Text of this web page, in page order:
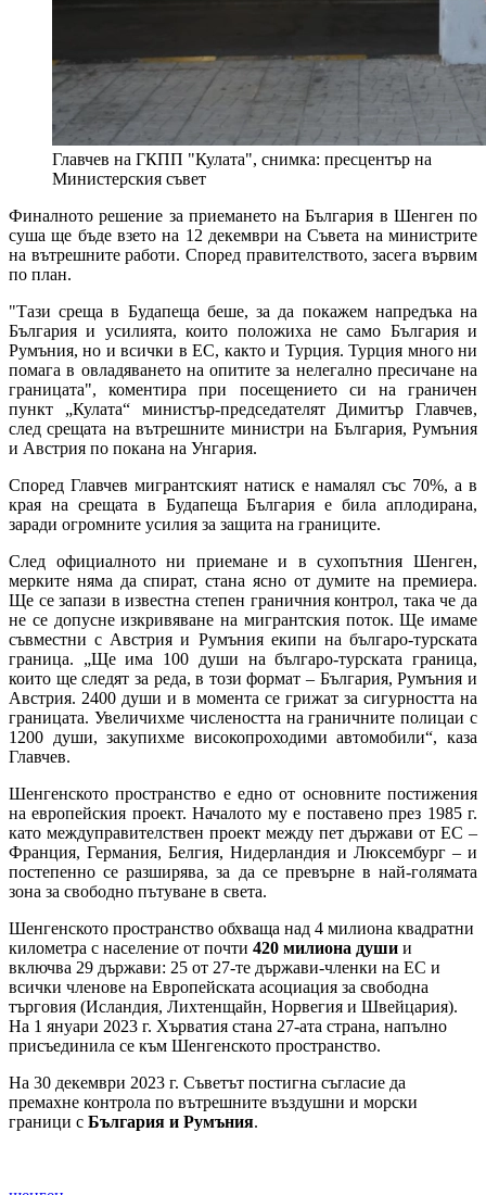
Главчев на ГКПП "Кулата", снимка: пресцентър на
Министерския съвет
Финалното решение за приемането на България в Шенген по
суша ще бъде взето на 12 декември на Съвета на министрите
на вътрешните работи. Според правителството, засега вървим
по план.
"Тази среща в Будапеща беше, за да покажем напредъка на
България и усилията, които положиха не само България и
Румъния, но и всички в ЕС, както и Турция. Турция много ни
помага в овладяването на опитите за нелегално пресичане на
границата", коментира при посещението си на граничен
пункт „Кулата“ министър-председателят Димитър Главчев,
след срещата на вътрешните министри на България, Румъния
и Австрия по покана на Унгария.
Според Главчев мигрантският натиск е намалял със 70%, а в
края на срещата в Будапеща България е била аплодирана,
заради огромните усилия за защита на границите.
След официалното ни приемане и в сухопътния Шенген,
мерките няма да спират, стана ясно от думите на премиера.
Ще се запази в известна степен граничния контрол, така че да
не се допусне изкривяване на мигрантския поток. Ще имаме
съвместни с Австрия и Румъния екипи на българо-турската
граница. „Ще има 100 души на българо-турската граница,
които ще следят за реда, в този формат – България, Румъния и
Австрия. 2400 души и в момента се грижат за сигурността на
границата. Увеличихме числеността на граничните полицаи с
1200 души, закупихме високопроходими автомобили“, каза
Главчев.
Шенгенското пространство е едно от основните постижения
на европейския проект. Началото му е поставено през 1985 г.
като междуправителствен проект между пет държави от ЕС –
Франция, Германия, Белгия, Нидерландия и Люксембург – и
постепенно се разширява, за да се превърне в най-голямата
зона за свободно пътуване в света.
Шенгенското пространство обхваща над 4 милиона квадратни
километра с население от почти 420 милиона души и
включва 29 държави: 25 от 27-те държави-членки на ЕС и
всички членове на Европейската асоциация за свободна
търговия (Исландия, Лихтенщайн, Норвегия и Швейцария).
На 1 януари 2023 г. Хърватия стана 27-ата страна, напълно
присъединила се към Шенгенското пространство. ​
На 30 декември 2023 г. Съветът постигна съгласие да
премахне контрола по вътрешните въздушни и морски
граници с България и Румъния.